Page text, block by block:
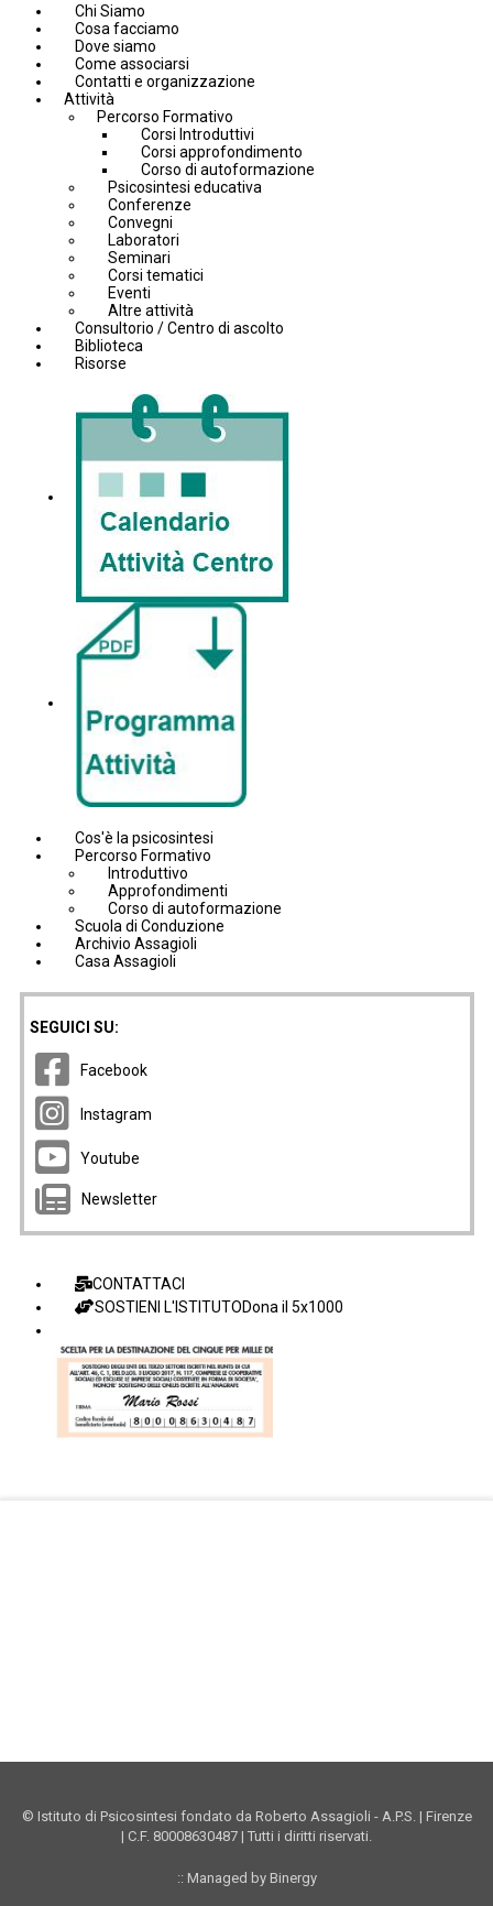
Chi Siamo
Cosa facciamo
Dove siamo
Come associarsi
Contatti e organizzazione
Attività
Percorso Formativo
Corsi Introduttivi
Corsi approfondimento
Corso di autoformazione
Psicosintesi educativa
Conferenze
Convegni
Laboratori
Seminari
Corsi tematici
Eventi
Altre attività
Consultorio / Centro di ascolto
Biblioteca
Risorse
Cos'è la psicosintesi
Percorso Formativo
Introduttivo
Approfondimenti
Corso di autoformazione
Scuola di Conduzione
Archivio Assagioli
Casa Assagioli
SEGUICI SU:
Facebook
Instagram
Youtube
Newsletter
CONTATTACI
SOSTIENI L'ISTITUTODona il 5x1000
© Istituto di Psicosintesi fondato da Roberto Assagioli - A.P.S. | Firenze
| C.F. 80008630487 | Tutti i diritti riservati.
:: Managed by Binergy